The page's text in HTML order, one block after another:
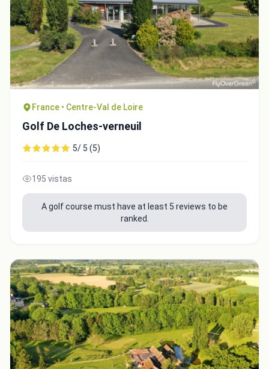
France • Centre-Val de Loire
Golf De Loches-verneuil
5/ 5 (5)
195 vistas
A golf course must have at least 5 reviews to be
ranked.
Integrate video
Video choice:
Copy to Clipboard